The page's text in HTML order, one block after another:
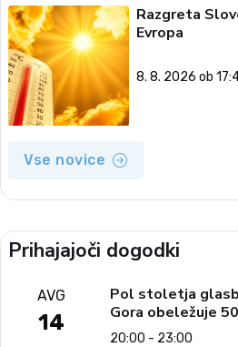
Razgreta
Evropa
8. 8. 2026 ob
Vse novice
Prihajajoči dogodki
AVG
14
Pol stoletja
Gora obeležuje
narodno-zabavne
20:00 - 23:00